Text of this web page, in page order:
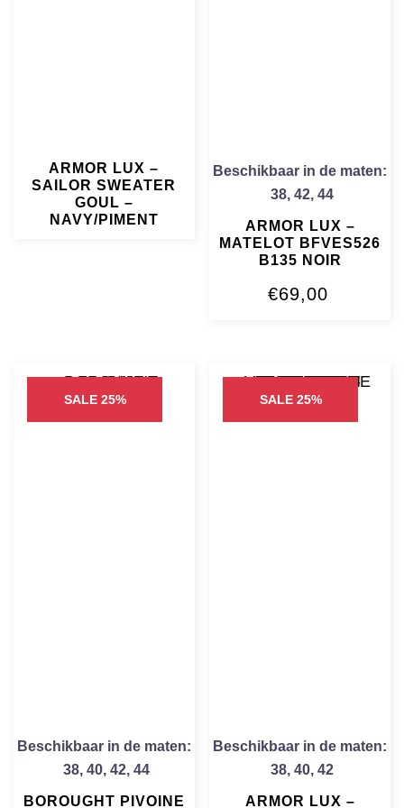
ARMOR LUX –
SAILOR SWEATER
GOUL –
NAVY/PIMENT
Beschikbaar in de maten:
38,42,44
ARMOR LUX –
MATELOT BFVES526
B135 NOIR
€69,00
SALE 25%
Beschikbaar in de maten:
38, 40, 42, 44
BOROUGHT PIVOINE
SALE 25%
Beschikbaar in de maten:
38,40,42
ARMOR LUX –